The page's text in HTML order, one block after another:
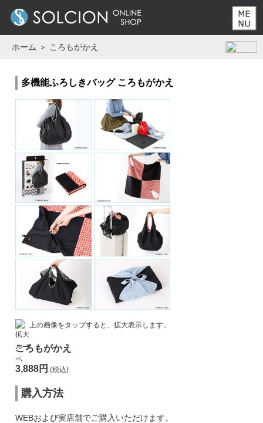
SOLCION
ホーム ＞ ころもがかえ
多機能ふろしきバッグ ころもがかえ
上の画像をタップすると、拡大表示します。
ころもがかえ
3,888円 (税込)
購入方法
WEBおよび実店舗でご購入いただけます。